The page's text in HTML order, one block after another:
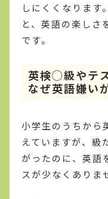
しにくくなります
と、英語の楽しさ
です。
英検◯級やテ
なぜ英語嫌い
小学生のうちから
えていますが、級
がったのに、英語
スが少なくありま